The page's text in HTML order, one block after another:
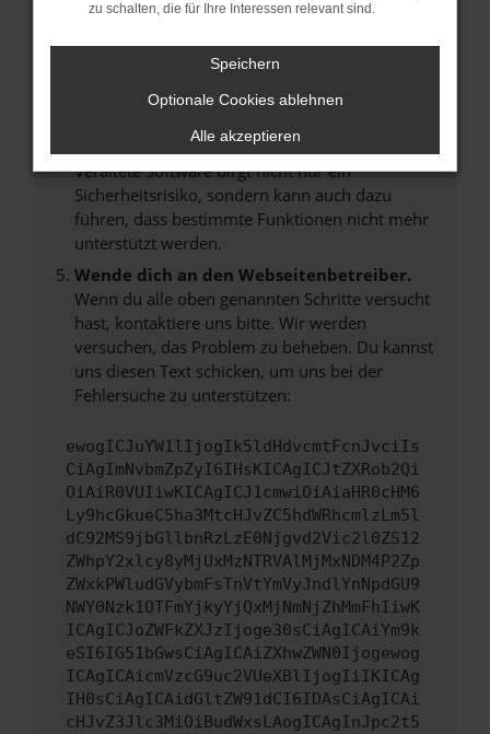
Starte dein Gerät neu.
Das kann manchmal helfen, vorübergehende
Probleme zu beheben.
Stelle sicher, dass dein Browser und dein
Veraltete Software birgt nicht nur ein
Sicherheitsrisiko, sondern kann auch dazu
führen, dass bestimmte Funktionen nicht mehr
unterstützt werden.
Wende dich an den Webseitenbetreiber.
Wenn du alle oben genannten Schritte versucht
hast, kontaktiere uns bitte. Wir werden
versuchen, das Problem zu beheben. Du kannst
uns diesen Text schicken, um uns bei der
Fehlersuche zu unterstützen:
ewogICJuYW1lIjogIk5ldHdvcmtFcnJvciIs
CiAgImNvbmZpZyI6IHsKICAgICJtZXRob2Qi
OiAiR0VUIiwKICAgICJ1cmwiOiAiaHR0cHM6
Ly9hcGkueC5ha3MtcHJvZC5hdWRhcmlzLm5l
dC92MS9jbGllbnRzLzE0Njgvd2Vic2l0ZS12
ZWhpY2xlcy8yMjUxMzNTRVAlMjMxNDM4P2Zp
ZWxkPWludGVybmFsTnVtYmVyJndlYnNpdGU9
NWY0Nzk1OTFmYjkyYjQxMjNmNjZhMmFhIiwK
ICAgICJoZWFkZXJzIjoge30sCiAgICAiYm9k
eSI6IG51bGwsCiAgICAiZXhwZWN0Ijogewog
ICAgICAicmVzcG9uc2VUeXBlIjogIiIKICAg
IH0sCiAgICAidGltZW91dCI6IDAsCiAgICAi
cHJvZ3Jlc3MiOiBudWxsLAogICAgInJpc2t5
zu schalten, die für Ihre Interessen relevant sind.
Speichern
Optionale Cookies ablehnen
Alle akzeptieren